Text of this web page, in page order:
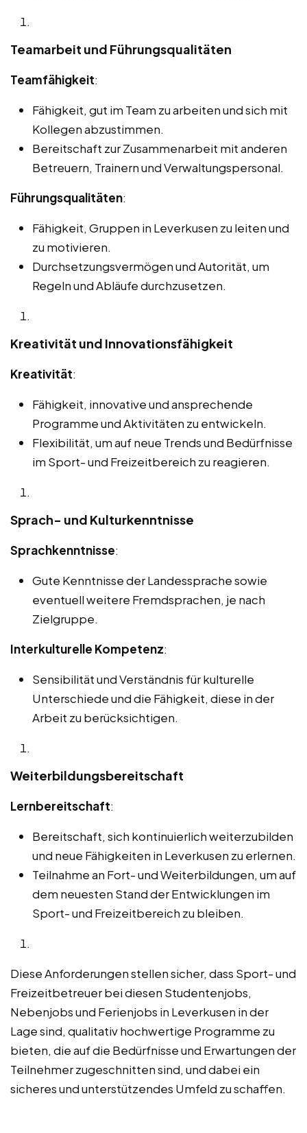
Teamarbeit und Führungsqualitäten
Teamfähigkeit:
Fähigkeit, gut im Team zu arbeiten und sich mit
Kollegen abzustimmen.
Bereitschaft zur Zusammenarbeit mit anderen
Betreuern, Trainern und Verwaltungspersonal.
Führungsqualitäten:
Fähigkeit, Gruppen in Leverkusen zu leiten und
zu motivieren.
Durchsetzungsvermögen und Autorität, um
Regeln und Abläufe durchzusetzen.
Kreativität und Innovationsfähigkeit
Kreativität:
Fähigkeit, innovative und ansprechende
Programme und Aktivitäten zu entwickeln.
Flexibilität, um auf neue Trends und Bedürfnisse
im Sport- und Freizeitbereich zu reagieren.
Sprach- und Kulturkenntnisse
Sprachkenntnisse:
Gute Kenntnisse der Landessprache sowie
eventuell weitere Fremdsprachen, je nach
Zielgruppe.
Interkulturelle Kompetenz:
Sensibilität und Verständnis für kulturelle
Unterschiede und die Fähigkeit, diese in der
Arbeit zu berücksichtigen.
Weiterbildungsbereitschaft
Lernbereitschaft:
Bereitschaft, sich kontinuierlich weiterzubilden
und neue Fähigkeiten in Leverkusen zu erlernen.
Teilnahme an Fort- und Weiterbildungen, um auf
dem neuesten Stand der Entwicklungen im
Sport- und Freizeitbereich zu bleiben.
Diese Anforderungen stellen sicher, dass Sport- und
Freizeitbetreuer bei diesen Studentenjobs,
Nebenjobs und Ferienjobs in Leverkusen in der
Lage sind, qualitativ hochwertige Programme zu
bieten, die auf die Bedürfnisse und Erwartungen der
Teilnehmer zugeschnitten sind, und dabei ein
sicheres und unterstützendes Umfeld zu schaffen.